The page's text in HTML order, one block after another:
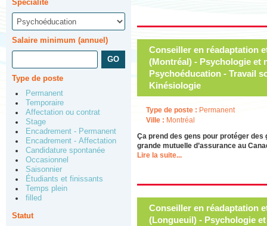
Spécialité
Salaire minimum (annuel)
Type de poste
Permanent
Temporaire
Affectation ou contrat
Stage
Encadrement - Permanent
Encadrement - Affectation
Candidature spontanée
Occasionnel
Saisonnier
Étudiants et finissants
Temps plein
filled
Statut
Conseiller en réadaptation
(Montréal) - Psychologie et
Psychoéducation - Travail
Kinésiologie
Type de poste : Permanent
Ville : Montréal
Ça prend des gens pour protéger
grande mutuelle d’assurance au
Lire la suite...
Conseiller en réadaptation
(Longueuil) - Psychologie